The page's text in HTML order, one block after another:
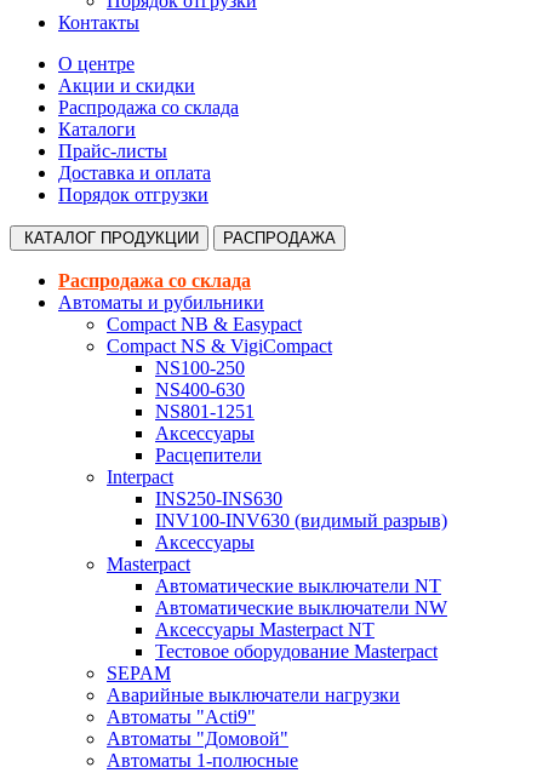
Контакты
О центре
Акции и скидки
Распродажа со склада
Каталоги
Прайс-листы
Доставка и оплата
Порядок отгрузки
КАТАЛОГ ПРОДУКЦИИ РАСПРОДАЖА
Распродажа со склада
Автоматы и рубильники
Compact NB & Easypact
Compact NS & VigiCompact
NS100-250
NS400-630
NS801-1251
Аксессуары
Расцепители
Interpact
INS250-INS630
INV100-INV630 (видимый разрыв)
Аксессуары
Masterpact
Автоматические выключатели NT
Автоматические выключатели NW
Аксессуары Masterpact NT
Тестовое оборудование Masterpact
SEPAM
Аварийные выключатели нагрузки
Автоматы "Acti9"
Автоматы "Домовой"
Автоматы 1-полюсные